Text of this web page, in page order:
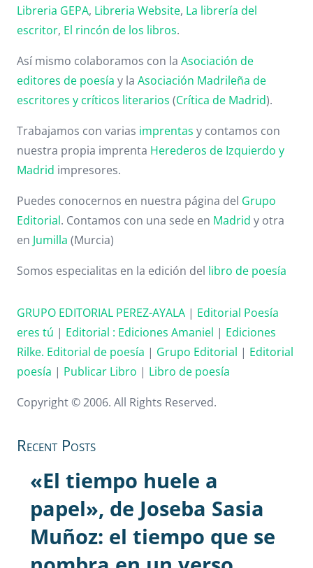
Libreria GEPA, Libreria Website, La librería del
escritor, El rincón de los libros.
Así mismo colaboramos con la Asociación de
editores de poesía y la Asociación Madrileña de
escritores y críticos literarios (Crítica de Madrid).
Trabajamos con varias imprentas y contamos con
nuestra propia imprenta Herederos de Izquierdo y
Madrid impresores.
Puedes conocernos en nuestra página del Grupo
Editorial. Contamos con una sede en Madrid y otra
en Jumilla (Murcia)
Somos especialitas en la edición del libro de poesía
GRUPO EDITORIAL PEREZ-AYALA | Editorial Poesía
eres tú | Editorial : Ediciones Amaniel | Ediciones
Rilke. Editorial de poesía | Grupo Editorial | Editorial
poesía | Publicar Libro | Libro de poesía
Copyright © 2006. All Rights Reserved.
Recent Posts
«El tiempo huele a
papel», de Joseba Sasia
Muñoz: el tiempo que se